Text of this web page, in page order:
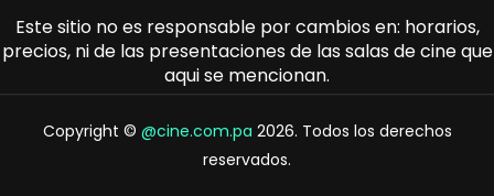
Este sitio no es responsable por cambios en: horarios,
precios, ni de las presentaciones de las salas de cine que
aqui se mencionan.
Copyright © @cine.com.pa 2026. Todos los derechos
reservados.